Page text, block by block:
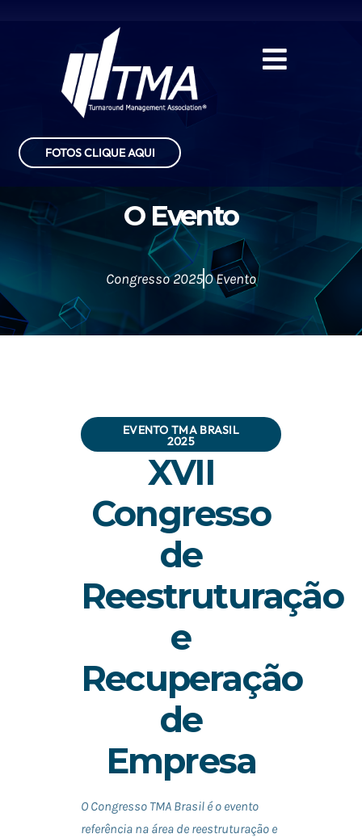
FOTOS CLIQUE AQUI
O Evento
Congresso 2025O Evento
EVENTO TMA BRASIL
2025
XVII
Congresso
de
Reestruturação
e
Recuperação
de
Empresa
O Congresso TMA Brasil é o evento
referência na área de reestruturação e